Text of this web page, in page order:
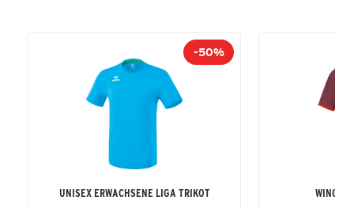
-50%
UNISEX ERWACHSENE LIGA TRIKOT WINGS